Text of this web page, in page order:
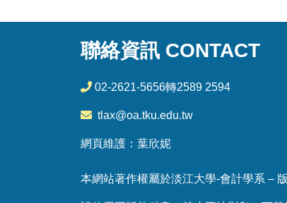
聯絡資訊 CONTACT
02-2621-5656轉2589 2594
tlax@oa.tku.edu.tw
網頁維護：葉欣妮
本網站著作權屬於淡江大學-會計學系 –